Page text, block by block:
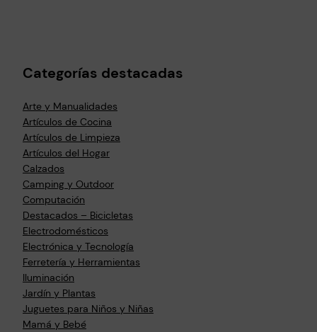
Categorías destacadas
Arte y Manualidades
Artículos de Cocina
Artículos de Limpieza
Artículos del Hogar
Calzados
Camping y Outdoor
Computación
Destacados – Bicicletas
Electrodomésticos
Electrónica y Tecnología
Ferretería y Herramientas
Iluminación
Jardín y Plantas
Juguetes para Niños y Niñas
Mamá y Bebé